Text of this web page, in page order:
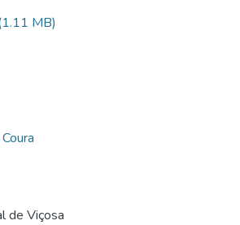
MB)
de Viçosa